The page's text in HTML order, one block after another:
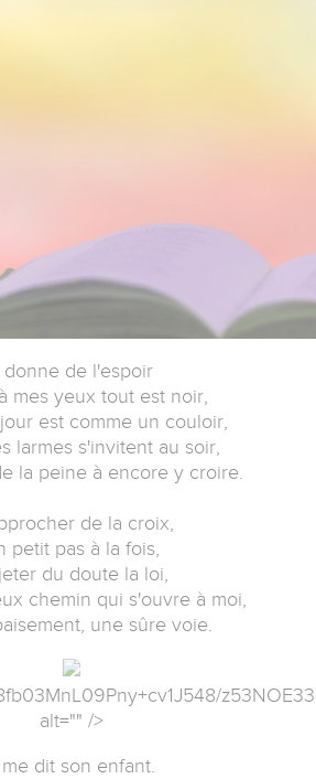
donne de l'espoir
mes yeux tout est noir,
est comme un couloir,
larmes s'invitent au soir,
la peine à encore y croire.
de la croix,
petit pas à la fois,
du doute la loi,
chemin qui s'ouvre à moi,
une sûre voie.
alt="" />
dit son enfant.